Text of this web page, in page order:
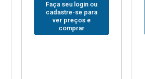
Faça seu login ou
cadastre-se para
ver preços e
comprar